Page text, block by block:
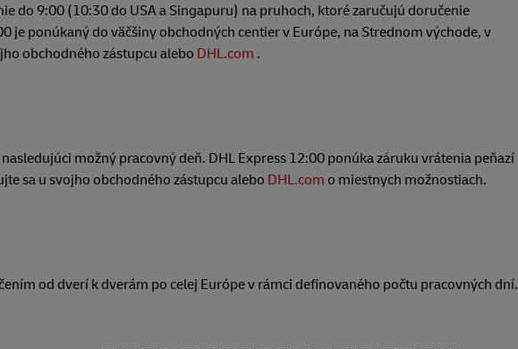
do 9:00 (10:30 do USA a Singapuru) na pruhoch, ktoré zaručujú doručenie
je ponúkaný do väčšiny obchodných centier v Európe, na Strednom východe, v
obchodného zástupcu alebo DHL.com .
možný pracovný deň. DHL Express 12:00 ponúka záruku vrátenia peňazí
sa u svojho obchodného zástupcu alebo DHL.com o miestnych možnostiach.
od dverí k dverám po celej Európe v rámci definovaného počtu pracovných dní.